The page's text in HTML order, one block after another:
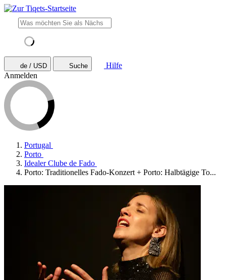
de / USD Suche
Hilfe
Anmelden
Portugal
Porto
Idealer Clube de Fado
Porto: Traditionelles Fado-Konzert + Porto: Halbtägige To...